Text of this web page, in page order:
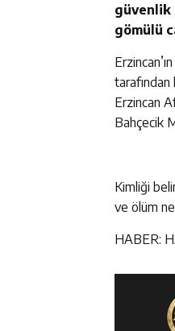
güvenlik
gömülü
tarafından
Erzincan
Bahçecik
Kimliği
ve ölüm
HABER: